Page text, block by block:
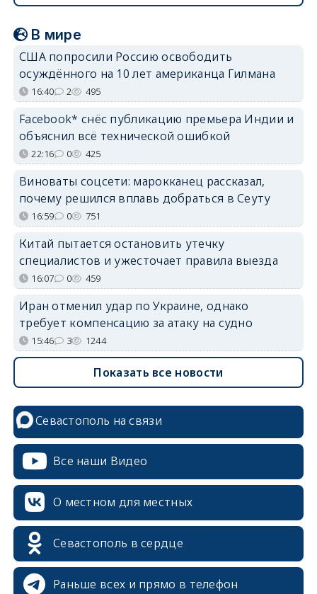
В мире
США попросили Россию освободить
осуждённого на 10 лет американца Гилмана
16:40 2 495
Facebook* снёс публикацию премьера Индии и
объяснил всё технической ошибкой
22:16 0 425
Виноваты соцсети: марокканец рассказал,
почему решился вплавь добраться в Сеуту
16:59 0 751
Китай пытается остановить утечку
специалистов и ужесточает правила выезда
16:07 0 459
Иран отменил удар по Украине, однако
требует компенсацию за атаку на судно
15:46 3 1244
Показать все новости
Севастополь на связи
Все наши Видео
О местном для местных
Севастополь в сердце
Раньше всех и прямо в телефон